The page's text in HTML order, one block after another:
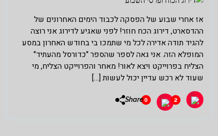
אז אחרי שבוע של הפסקה לכבוד הימים האחרונים של
ההדסארט, דירוג הכח חוזר! לפני שאגיע לדירוג אני רוצה
להגיד תודה אדירה לכל מי שתמכו בי בחודש האחרון במסע
המופלא הזה. אני גאה לספר שהספר "כדורסל מהעתיד"
הצליח בפרוייקט ויצא לאור! מאחר והפרוייקט הצליח, מי
שעוד לא רכש עדיין יכול לעשות […]
2
0
Share